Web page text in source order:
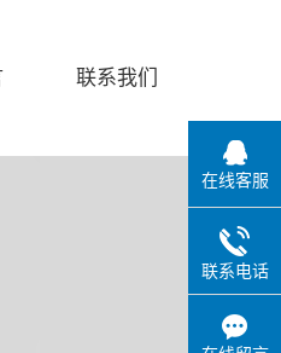
联系我们
在线客服
联系电话